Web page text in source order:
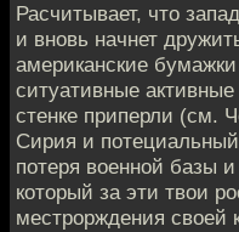
Расчитывает, что
и вновь начнет
американские
ситуативные
стенке приперли (см.
Сирия и
потеря военной базы
который за эти твои
местрорждения своей